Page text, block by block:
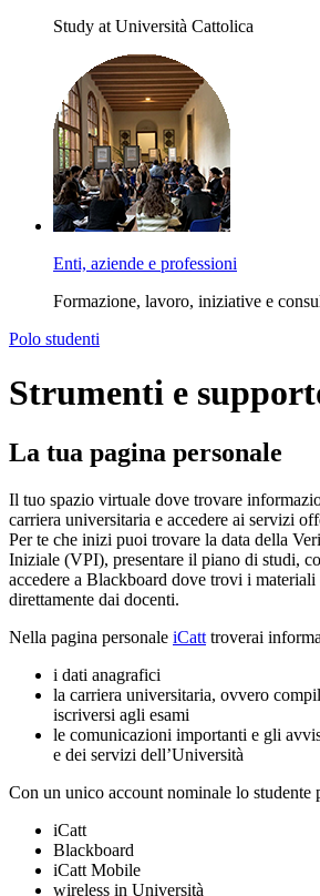
Study at Università Cattolica
Enti, aziende e professioni
Formazione, lavoro, iniziative e
Polo studenti
Strumenti e
La tua pagina personale
Il tuo spazio virtuale dove trovare
carriera universitaria e accedere ai servizi
Per te che inizi puoi trovare la data della
Iniziale (VPI), presentare il piano di studi,
accedere a Blackboard dove trovi i
direttamente dai docenti.
Nella pagina personale iCatt troverai
i dati anagrafici
la carriera universitaria, ovvero
iscriversi agli esami
le comunicazioni importanti e gli
e dei servizi dell’Università
Con un unico account nominale lo studente
iCatt
Blackboard
iCatt Mobile
wireless in Università